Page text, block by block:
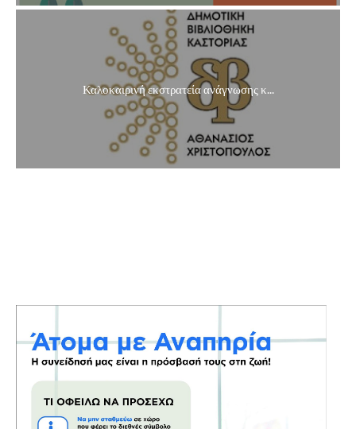
Καλοκαιρινή εκστρατεία ανάγνωσης κ...